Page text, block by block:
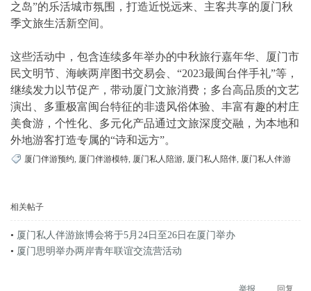
之岛”的乐活城市氛围，打造近悦远来、主客共享的厦门秋
季文旅生活新空间。
这些活动中，包含连续多年举办的中秋旅行嘉年华、厦门市
民文明节、海峡两岸图书交易会、“2023最闽台伴手礼”等，
继续发力以节促产，带动厦门文旅消费；多台高品质的文艺
演出、多重极富闽台特征的非遗风俗体验、丰富有趣的村庄
美食游，个性化、多元化产品通过文旅深度交融，为本地和
外地游客打造专属的“诗和远方”。
厦门伴游预约, 厦门伴游模特, 厦门私人陪游, 厦门私人陪伴, 厦门私人伴游
相关帖子
• 厦门私人伴游旅博会将于5月24日至26日在厦门举办
• 厦门思明举办两岸青年联谊交流营活动
回复
举报